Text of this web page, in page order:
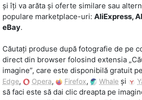
și îți va arăta și oferte similare sau
populare marketplace-uri: AliExpress,
eBay.
Căutați produse după fotografie de pe
direct din browser folosind extensia
imagine”, care este disponibilă gratuit
Edge, Opera, Firefox, Whale și
să faci este să dai clic dreapta pe